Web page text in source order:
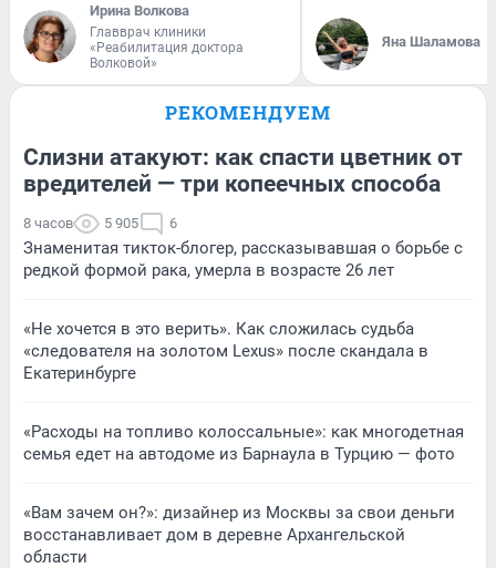
Ирина Волкова
Главврач клиники
«Реабилитация доктора
Волковой»
Яна Шаламова
РЕКОМЕНДУЕМ
Слизни атакуют: как спасти цветник от
вредителей — три копеечных способа
8 часов 5 905 6
Знаменитая тикток-блогер, рассказывавшая о борьбе с
редкой формой рака, умерла в возрасте 26 лет
«Не хочется в это верить». Как сложилась судьба
«следователя на золотом Lexus» после скандала в
Екатеринбурге
«Расходы на топливо колоссальные»: как многодетная
семья едет на автодоме из Барнаула в Турцию — фото
«Вам зачем он?»: дизайнер из Москвы за свои деньги
восстанавливает дом в деревне Архангельской
области